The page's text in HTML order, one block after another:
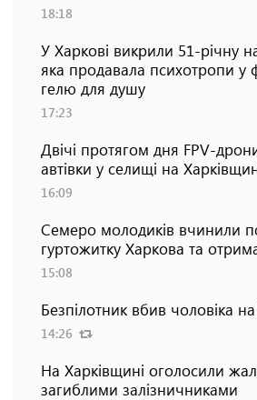
18:18
У Харкові викрили 51-річну
яка продавала психотропи у
гелю для душу
17:23
Двічі протягом дня FPV-
автівки у селищі на
16:09
Семеро молодиків вчинили
гуртожитку Харкова та
15:08
Безпілотник вбив чоловіка
14:26
На Харківщині оголосили
загиблими залізничниками